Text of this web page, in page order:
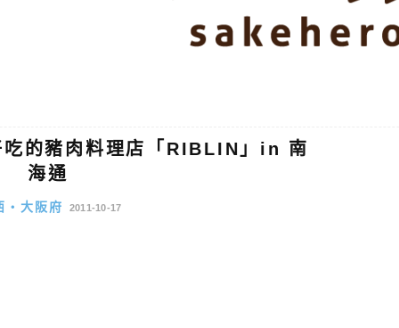
的豬肉料理店「RIBLIN」in 南
海通
・大阪府 2011-10-17